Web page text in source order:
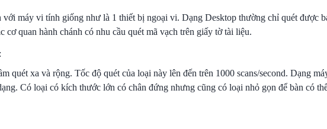
máy vi tính giống như là 1 thiết bị ngoại vi. Dạng Desktop thường chỉ quét được
quan hành chánh có nhu cầu quét mã vạch trên giấy tờ tài liệu.
quét xa và rộng. Tốc độ quét của loại này lên đến trên 1000 scans/second. Dạng
Có loại có kích thước lớn có chân đứng nhưng cũng có loại nhỏ gọn để bàn có